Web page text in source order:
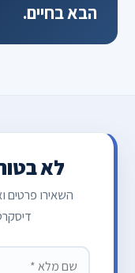
הבא בחיים.
לא
השאירו פרטים